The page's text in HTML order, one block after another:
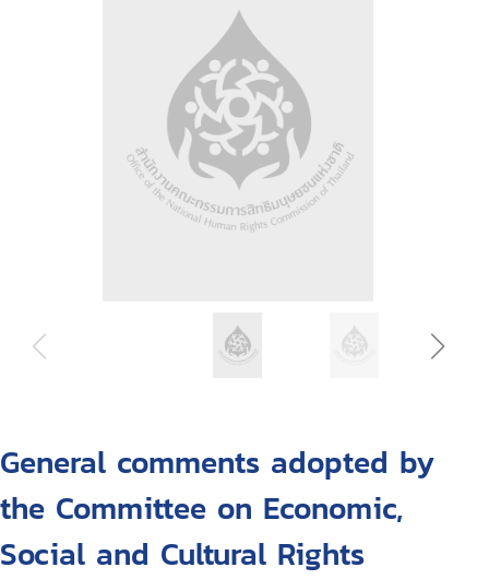
General comments adopted by
the Committee on Economic,
Social and Cultural Rights